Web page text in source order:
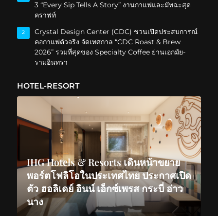
3 “Every Sip Tells A Story” งานกาแฟและมัทฉะสุด
คราฟท์
2
Crystal Design Center (CDC) ชวนเปิดประสบการณ์
คอกาแฟตัวจริง จัดเทศกาล “CDC Roast & Brew
2026” รวมที่สุดของ Specialty Coffee ย่านเอกมัย-
รามอินทรา
HOTEL-RESORT
IHG Hotels & Resorts เดินหน้าขยาย
พอร์ตโฟลิโอในประเทศไทย ประกาศเปิด
ตัว ฮอลิเดย์ อินน์ เอ็กซ์เพรส กระบี่ อ่าว
นาง